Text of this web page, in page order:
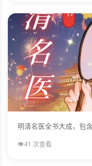
明清名医全书大成，包
👁️41 次查看